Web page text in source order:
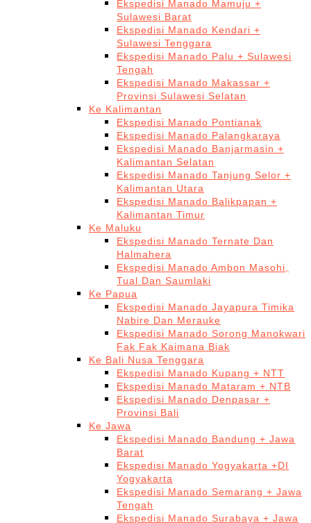
Ekspedisi Manado Mamuju +
Sulawesi Barat
Ekspedisi Manado Kendari +
Sulawesi Tenggara
Ekspedisi Manado Palu + Sulawesi
Tengah
Ekspedisi Manado Makassar +
Provinsi Sulawesi Selatan
Ke Kalimantan
Ekspedisi Manado Pontianak
Ekspedisi Manado Palangkaraya
Ekspedisi Manado Banjarmasin +
Kalimantan Selatan
Ekspedisi Manado Tanjung Selor +
Kalimantan Utara
Ekspedisi Manado Balikpapan +
Kalimantan Timur
Ke Maluku
Ekspedisi Manado Ternate Dan
Halmahera
Ekspedisi Manado Ambon Masohi,
Tual Dan Saumlaki
Ke Papua
Ekspedisi Manado Jayapura Timika
Nabire Dan Merauke
Ekspedisi Manado Sorong Manokwari
Fak Fak Kaimana Biak
Ke Bali Nusa Tenggara
Ekspedisi Manado Kupang + NTT
Ekspedisi Manado Mataram + NTB
Ekspedisi Manado Denpasar +
Provinsi Bali
Ke Jawa
Ekspedisi Manado Bandung + Jawa
Barat
Ekspedisi Manado Yogyakarta +DI
Yogyakarta
Ekspedisi Manado Semarang + Jawa
Tengah
Ekspedisi Manado Surabaya + Jawa